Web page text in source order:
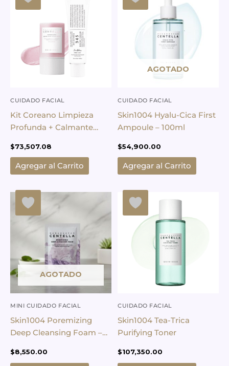
CUIDADO FACIAL
Kit Coreano Limpieza
Profunda + Calmante
$73,507.08
Agregar al Carrito
AGOTADO
CUIDADO FACIAL
Skin1004 Hyalu-Cica First
Ampoule – 100ml
$54,900.00
Agregar al Carrito
AGOTADO
MINI CUIDADO FACIAL
Skin1004 Poremizing
Deep Cleansing Foam –
$8,550.00
CUIDADO FACIAL
Skin1004 Tea-Trica
Purifying Toner
$107,350.00